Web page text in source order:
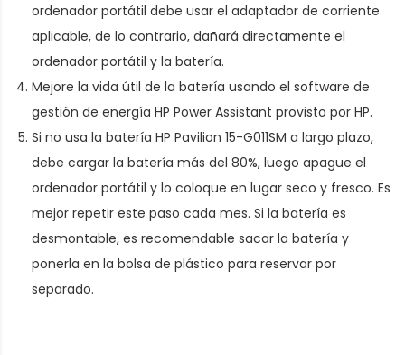
ordenador portátil debe usar el adaptador de corriente
aplicable, de lo contrario, dañará directamente el
ordenador portátil y la batería.
Mejore la vida útil de la batería usando el software de
gestión de energía HP Power Assistant provisto por HP.
Si no usa la batería HP Pavilion 15-G011SM a largo plazo,
debe cargar la batería más del 80%, luego apague el
ordenador portátil y lo coloque en lugar seco y fresco. Es
mejor repetir este paso cada mes. Si la batería es
desmontable, es recomendable sacar la batería y
ponerla en la bolsa de plástico para reservar por
separado.